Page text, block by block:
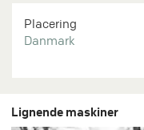
Placering
Danmark
Lignende maskiner